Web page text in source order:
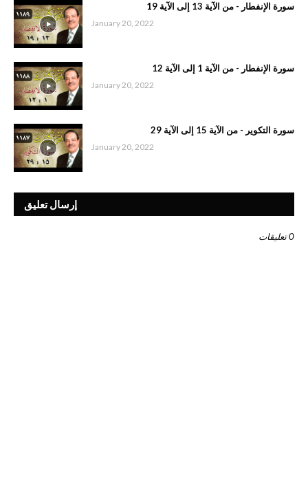
سورة الإنفطار - من الآية 13 إلى الآية 19
January 20, 2022
سورة الإنفطار - من الآية 1 إلى الآية 12
January 20, 2022
سورة التكوير - من الآية 15 إلى الآية 29
January 20, 2022
إرسال تعليق
0 تعليقات